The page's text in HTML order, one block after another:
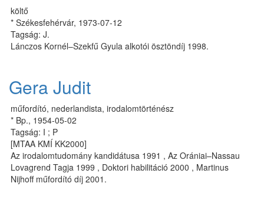
költő
* Székesfehérvár, 1973-07-12
Tagság: J.
Lánczos Kornél–Szekfű Gyula alkotói ösztöndíj 1998.
Gera Judit
műfordító, nederlandista, irodalomtörténész
* Bp., 1954-05-02
Tagság: I ; P
[MTAA KMÍ KK2000]
Az irodalomtudomány kandidátusa 1991 , Az Orániai–Nassau
Lovagrend Tagja 1999 , Doktori habilitáció 2000 , Martinus
Nijhoff műfordító díj 2001.